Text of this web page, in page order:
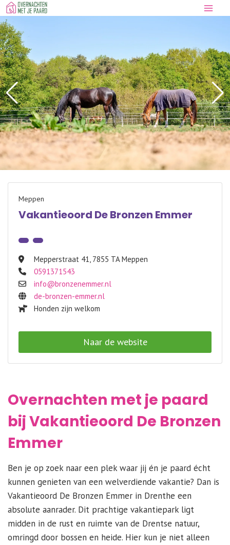
Doorgaan
naar
inhoud
Meppen
Vakantieoord De Bronzen Emmer
Mepperstraat 41, 7855 TA Meppen
0591371543
info@bronzenemmer.nl
de-bronzen-emmer.nl
Honden zijn welkom
Naar de website
Overnachten met je paard
bij Vakantieoord De Bronzen
Emmer
Ben je op zoek naar een plek waar jij én je paard écht
kunnen genieten van een welverdiende vakantie? Dan is
Vakantieoord De Bronzen Emmer in Drenthe een
absolute aanrader. Dit prachtige vakantiepark ligt
midden in de rust en ruimte van de Drentse natuur,
omringd door bossen en heide. Hier kun je niet alleen